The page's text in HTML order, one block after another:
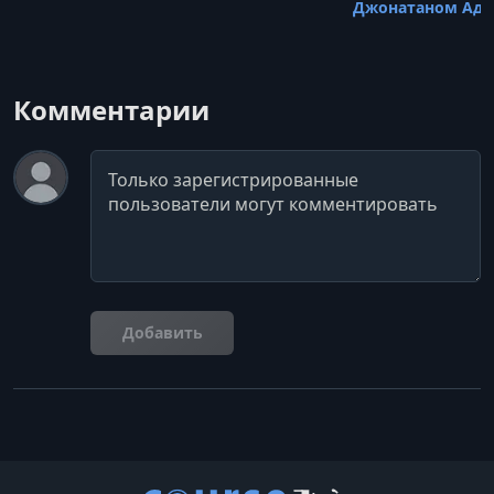
Джонатаном
Комментарии
Комментарий
Добавить